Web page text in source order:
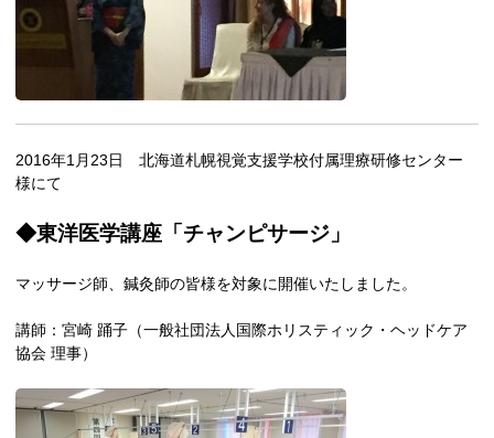
2016年1月23日 北海道札幌視覚支援学校付属理療研修センター
様にて
◆東洋医学講座「チャンピサージ」
マッサージ師、鍼灸師の皆様を対象に開催いたしました。
講師：宮崎 踊子（一般社団法人国際ホリスティック・ヘッドケア
協会 理事）